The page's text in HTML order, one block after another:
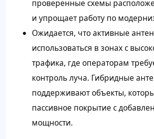
проверенные схемы
и упрощает работу по
Ожидается, что активные
использоваться в зонах с
трафика, где операторам
контроль луча. Гибридные
поддерживают объекты,
пассивное покрытие с
мощности.